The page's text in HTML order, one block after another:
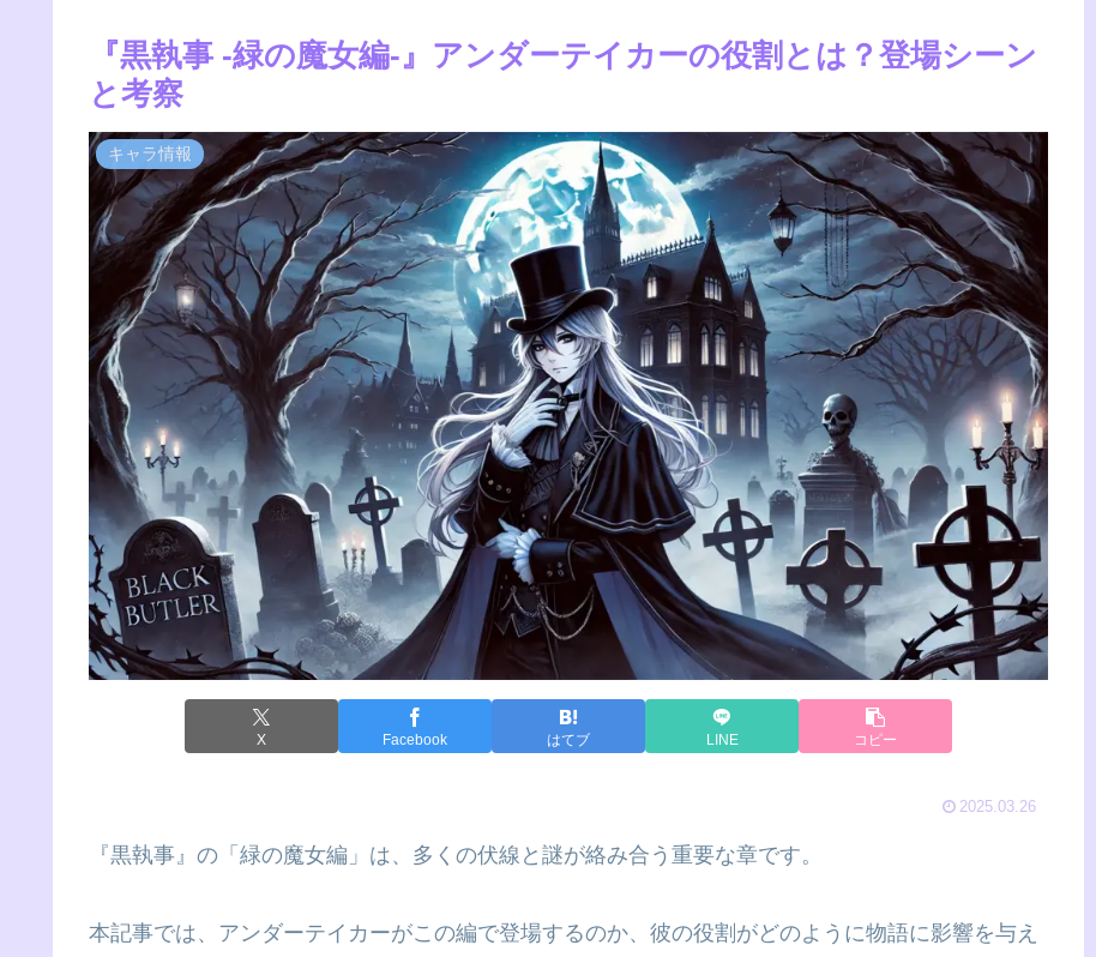
『黒執事 -緑の魔女編-』アンダーテイカーの役割とは？登場シーン
と考察
キャラ情報
X Facebook はてブ LINE コピー
2025.03.26
『黒執事』の「緑の魔女編」は、多くの伏線と謎が絡み合う重要な章です。
本記事では、アンダーテイカーがこの編で登場するのか、彼の役割がどのように物語に影響を与え